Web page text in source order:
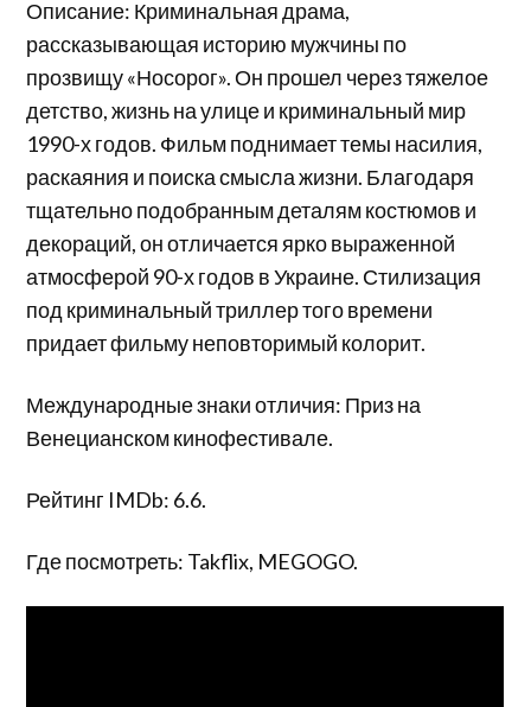
Описание: Криминальная драма,
рассказывающая историю мужчины по
прозвищу «Носорог». Он прошел через тяжелое
детство, жизнь на улице и криминальный мир
1990-х годов. Фильм поднимает темы насилия,
раскаяния и поиска смысла жизни. Благодаря
тщательно подобранным деталям костюмов и
декораций, он отличается ярко выраженной
атмосферой 90-х годов в Украине. Стилизация
под криминальный триллер того времени
придает фильму неповторимый колорит.
Международные знаки отличия: Приз на
Венецианском кинофестивале.
Рейтинг IMDb: 6.6.
Где посмотреть: Takflix, MEGOGO.